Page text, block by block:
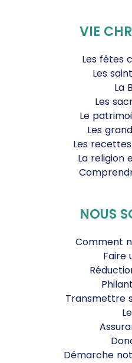
VIE
Les fêtes
Les
La
Les
Le
Les
Les
La religion
NOUS
Comment
Faire
Transmettre
Démarche